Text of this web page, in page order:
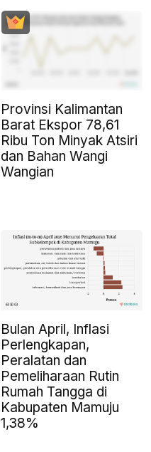
Provinsi Kalimantan
Barat Ekspor 78,61
Ribu Ton Minyak Atsiri
dan Bahan Wangi
Wangian
Bulan April, Inflasi
Perlengkapan,
Peralatan dan
Pemeliharaan Rutin
Rumah Tangga di
Kabupaten Mamuju
1,38%